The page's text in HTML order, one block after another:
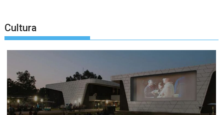
Cultura